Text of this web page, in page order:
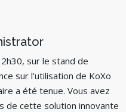
sur le stand de
sur l'utilisation de KoXo
a été tenue. Vous avez
de cette solution innovante